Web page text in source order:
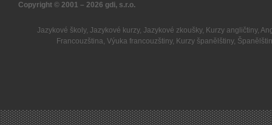
Copyright © 2001 – 2026 gdi, s.r.o.
Jazykové školy, Jazykové kurzy, Jazykové zkoušky, Kurzy angličtiny,
Francouzština,Výuka francouzštiny, Kurzy španělštiny,